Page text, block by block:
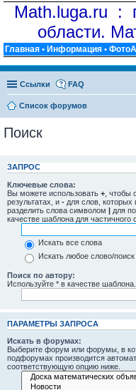
Math.luga.ru :
области.
Главная • Информация •
Ссылки FAQ
Список форумов
Поиск
ЗАПРОС
Ключевые слова:
Вы можете использовать + ,
результатах, и - для слов,
разделить слова символом | для
качестве шаблона для частичного
Искать все слова
Искать любое слово/
Поиск по автору:
Используйте * в качестве шаблона.
ПАРАМЕТРЫ ЗАПРОСА
Искать в форумах:
Выберите форум или форумы, в
подфорумах производится
соответствующую опцию ниже.